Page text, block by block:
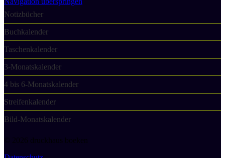
Notizbücher
Buchkalender
Taschenkalender
3-Monatskalender
4 bis 6-Monatskalender
Streifenkalender
Bild-Monatskalender
© 2026 druckhaus boeken